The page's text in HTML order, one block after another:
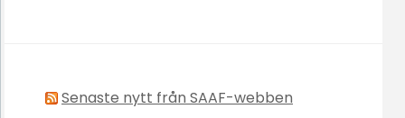
Senaste nytt från SAAF-webben